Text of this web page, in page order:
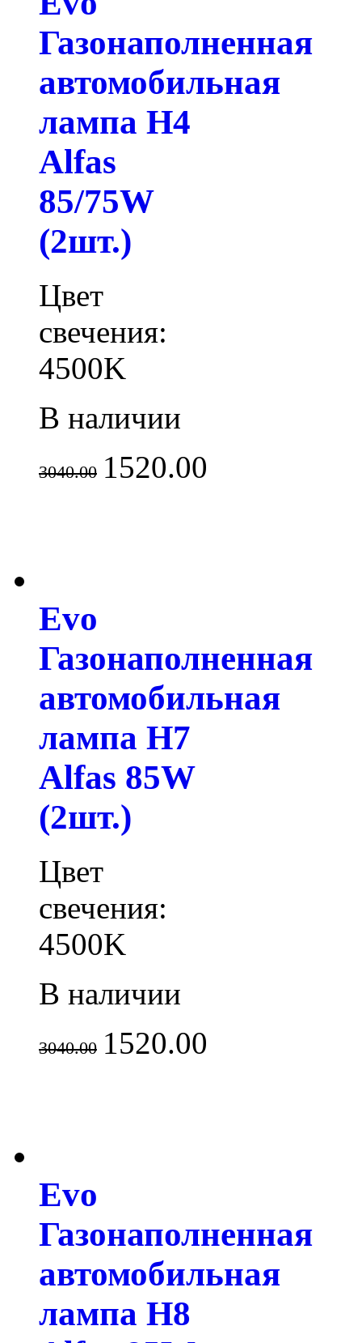
Газонаполненная
автомобильная
лампа H4
Alfas
85/75W
(2шт.)
Цвет
свечения:
4500K
В наличии
3040.00 1520.00
Evo
Газонаполненная
автомобильная
лампа H7
Alfas 85W
(2шт.)
Цвет
свечения:
4500K
В наличии
3040.00 1520.00
Evo
Газонаполненная
автомобильная
лампа H8